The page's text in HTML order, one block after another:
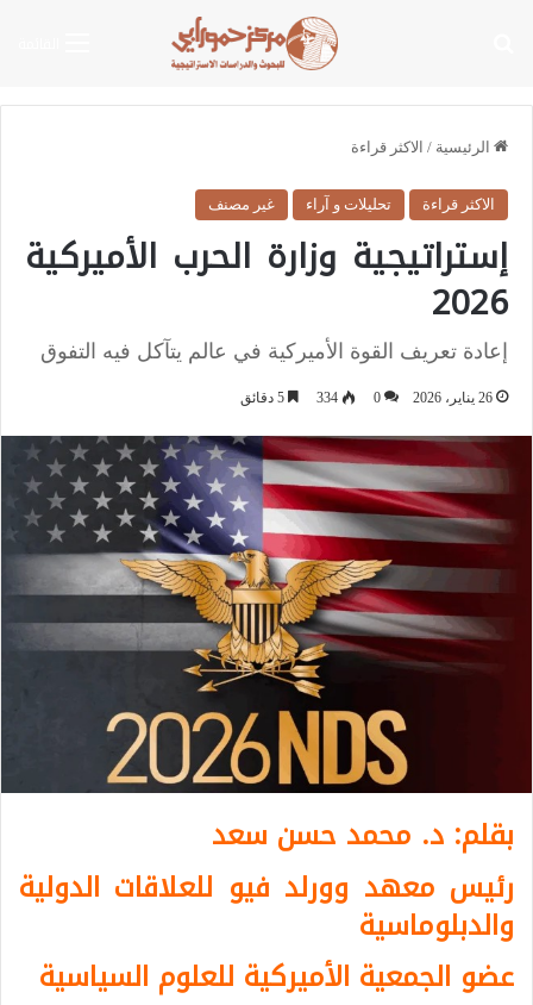
الرئيسية / الاكثر قراءة
الاكثر قراءة تحليلات و آراء غير مصنف
إستراتيجية وزارة الحرب الأميركية
2026
إعادة تعريف القوة الأميركية في عالم يتآكل فيه التفوق
26 يناير، 2026 0
334
بقلم: د. محمد حسن سعد
رئيس معهد وورلد فيو للعلاقات الدولية
والدبلوماسية
عضو الجمعية الأميركية للعلوم السياسية